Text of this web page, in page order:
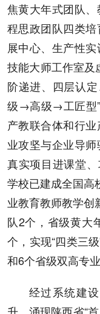
焦黄大年式团队
程思政团队四类
展中心、生产性
技能大师工作室及
阶递进、四层认
级→高级→工匠型
产教联合体和行
业攻坚与企业导
真实项目进课堂、
学校已建成全国高
业教育教师教学创
队2个，省级黄大
个，实现“四类三
和6个省级双高专业
经过系统建